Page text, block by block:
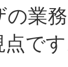
の業
点で